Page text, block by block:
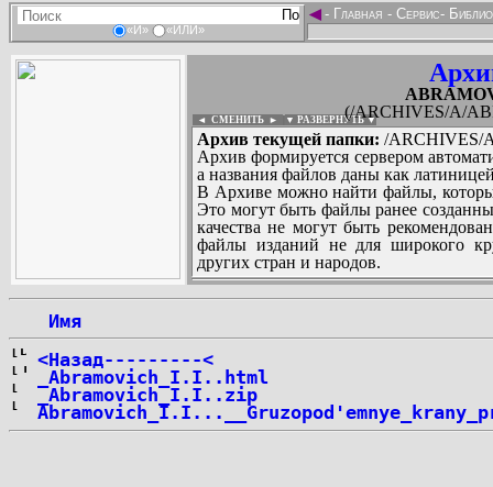
«И» «ИЛИ»
◄- Главная - Сервис-
(/ARCHIVES/A/
◄ СМЕНИТЬ ► ▼ РАЗВЕРНУТЬ ▼
Архив текущей папки: /ARCHIVES/
Архив формируется сервером
а названия файлов даны как
В Архиве можно найти файлы,
Это могут быть файлы ранее
качества не могут быть
файлы изданий не для широкого
других стран и народов.
Имя
<Назад---------<
_Abramovich_I.I..html
_Abramovich_I.I..zip